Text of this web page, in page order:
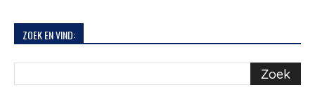
ZOEK EN VIND: